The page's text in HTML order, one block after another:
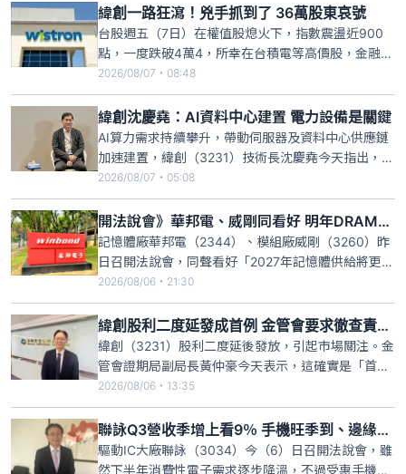
施，尤其是PDU（電源分配單元）的交付，只要電源
供應器等廠商能夠順利交貨，後續系統整合就能跟
上。
緯創一路狂瀉！兇手抓到了 36萬股東哀號
台股週五（7日）在權值股熄火下，指數震盪近900
點，一度跌破4萬4，所幸在台積電等高價股，金融與
塑膠等傳產逆揚下，終場指數收跌170點，失守季
線，而投信則轉賣超25.6億元，其中又以擁有逾36萬
股東的緯創最慘，一出手就砍逾萬張，受此影響，股
價不僅連3跌，今跌幅擴大到3.17%，收183.5元，短
短3
2026/08/07・08:48
緯創沈慶堯：AI資料中心建置 電力設備是關鍵
AI算力需求持續攀升，帶動伺服器及資料中心供應鏈
加速建置，緯創（3231）技術長沈慶堯今天指出，目
前GPU交付時間已縮短，提前約6個月下單即可，現
階段AI資料中心最大的瓶頸反而落在電力基礎設施，
尤其是PDU（電源分配單元）的交付，只要電源供應
器等廠商能夠順利交貨，後續系統整合就能跟上。
2026/08/07・05:08
開法說會》華邦電、威剛同看好 明年DRAM供給更吃緊
記憶體廠華邦電（2344）、模組廠威剛（3260）昨
日召開法說會，同聲看好「2027年記憶體供給將更吃
緊」。華邦電總經理陳沛銘表示，AI應用持續推升記
憶體需求，2027年記憶體需求缺口將更難滿足，許多
客戶甚至想提前簽訂涵蓋2030年產能的長約。威剛
也預期，第四季及明年上半年價格將持續走揚，尤其
DRA
2026/08/06・21:30
緯創股利二度延發成首例 金管會要求徹查責任歸屬
緯創（3231）股利二度延後發放，引起市場關注。金
管會證期局副局長黃仲豪今天表示，這確實是「首
例」，要求集保公司進一步釐清，過程是否有不符合
規定之處；若是責任在上市公司，最嚴重就是回收股
務自辦，會請證交所進行瞭解，讓股東掌握即時狀
況。若有缺失情節，將證交所可罰違約金新台幣3至
50萬元。
2026/08/06・13:35
聯詠Q3營收季增上看9％ 手機旺季到、邊緣AI成兩大動能
驅動IC大廠聯詠（3034）今（6）日召開法說會，雖
然下半年消費性電子需求逐步降溫，不過受惠手機客